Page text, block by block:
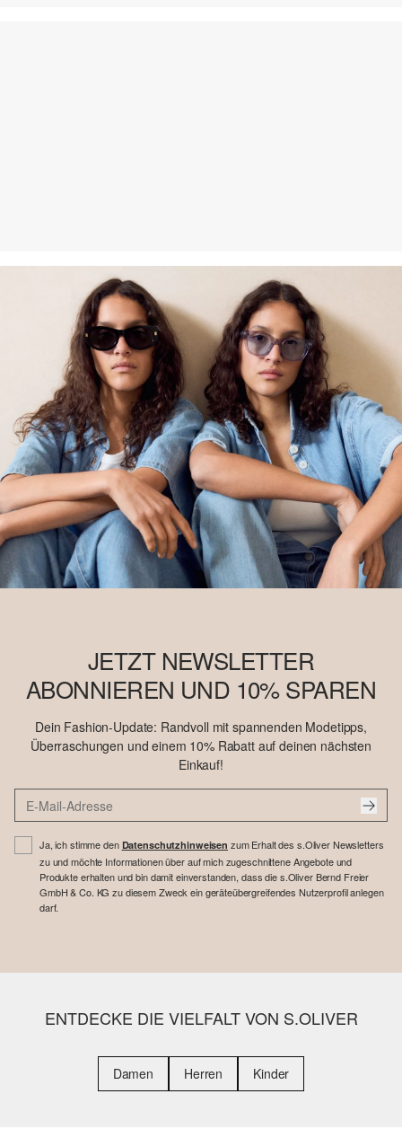
JETZT NEWSLETTER
ABONNIEREN UND 10% SPAREN
Dein Fashion-Update: Randvoll mit spannenden Modetipps,
Überraschungen und einem 10% Rabatt auf deinen nächsten
Einkauf!
Ja, ich stimme den Datenschutzhinweisen zum Erhalt des s.Oliver Newsletters
zu und möchte Informationen über auf mich zugeschnittene Angebote und
Produkte erhalten und bin damit einverstanden, dass die s.Oliver Bernd Freier
GmbH & Co. KG zu diesem Zweck ein geräteübergreifendes Nutzerprofil anlegen
darf.
ENTDECKE DIE VIELFALT VON S.OLIVER
Damen Herren Kinder